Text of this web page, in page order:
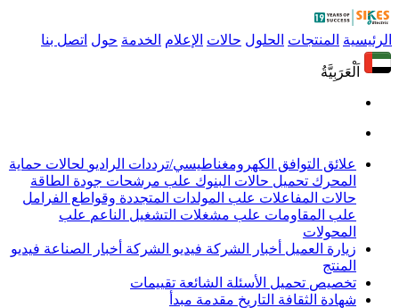
الرئيسية المنتجات الحلول حالات الإعلام الخدمة حول اتصل بنا
اَلْعَرَبِيَّةُ
علائق التوافق الكهرومغناطيسي/ترددات الراديو لحالات حماية
المحرك تحميل حالات البنوك علب مرشحات جودة الطاقة
حالات المفاعلات علب المولدات المتجددة وقواطع الفرامل
علب المقاومات علب مشغلات التشغيل الناعم علب
المحولات
زيارة العميل أخبار الشركة فيديو الشركة أخبار الصناعة فيديو
المنتج
تخصيص تحميل الأسئلة الشائعة تقييمات
شهادة الثقافة التاريخ مقدمة مبدأ